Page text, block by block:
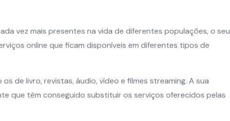
vez mais presentes na vida de diferentes populações, o seu
online que ficam disponíveis em diferentes tipos de
de livro, revistas, áudio, vídeo e filmes streaming. A sua
que têm conseguido substituir os serviços oferecidos pelas